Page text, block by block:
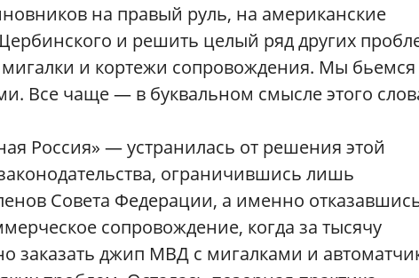
на правый руль, на американские
и решить целый ряд других
и кортежи сопровождения. Мы бьемся
Все чаще — в буквальном смысле этого
Россия» — устранилась от решения этой
ограничившись лишь
Совета Федерации, а именно
сопровождение, когда за тысячу
заказать джип МВД с мигалками и